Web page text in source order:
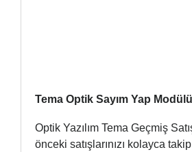
Tema Optik Sayım Yap Modülü
Optik Yazılım Tema Geçmiş
önceki satışlarınızı kolayca